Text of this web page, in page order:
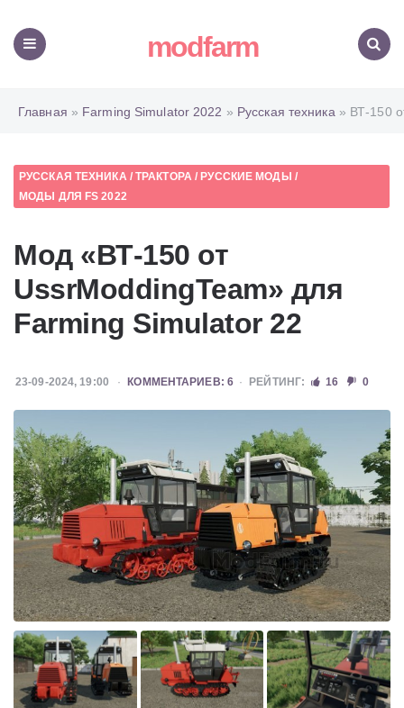
modfarm
Главная » Farming Simulator 2022 » Русская техника » ВТ-150
РУССКАЯ ТЕХНИКА/ТРАКТОРА/ РУССКИЕ МОДЫ /
МОДЫ ДЛЯ FS 2022
Мод «ВТ-150 от
UssrModdingTeam» для
Farming Simulator 22
23-09-2024, 19:00 КОММЕНТАРИЕВ: 6 РЕЙТИНГ: 16 0